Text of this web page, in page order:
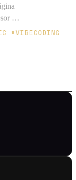
en
#VIBECODING